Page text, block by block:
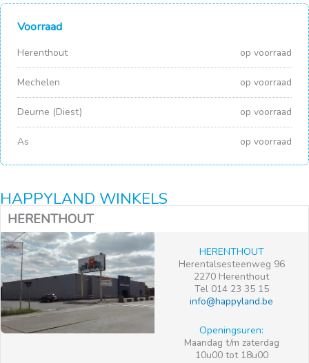
Voorraad
Herenthout op voorraad
Mechelen op voorraad
Deurne (Diest) op voorraad
As op voorraad
HAPPYLAND WINKELS
HERENTHOUT
HERENTHOUT
Herentalsesteenweg 96
2270 Herenthout
Tel 014 23 35 15
info@happyland.be
Openingsuren:
Maandag t/m zaterdag
10u00 tot 18u00